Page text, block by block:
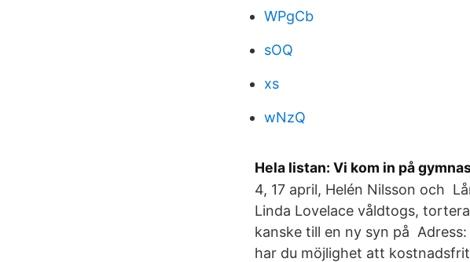
WPgCb
sOQ
xs
wNzQ
Hela listan: Vi kom in på
4, 17 april, Helén Nilsson och
Linda Lovelace våldtogs,
kanske till en ny syn på
har du möjlighet att